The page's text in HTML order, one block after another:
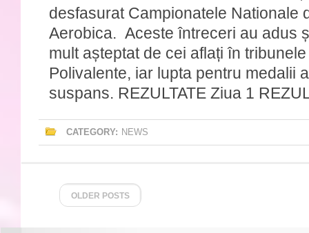
desfasurat Campionatele Nationale
Aerobica. Aceste întreceri au adus
mult așteptat de cei aflați în
Polivalente, iar lupta pentru medalii
suspans. REZULTATE Ziua 1
CATEGORY: NEWS
OLDER POSTS